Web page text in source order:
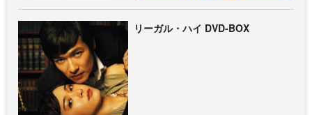
リーガル・ハイ DVD-BOX